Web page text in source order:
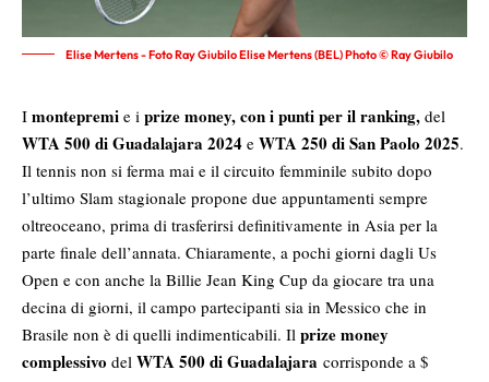
Elise Mertens - Foto Ray Giubilo Elise Mertens (BEL) Photo © Ray Giubilo
I montepremi e i prize money, con i punti per il ranking, del
WTA 500 di Guadalajara 2024 e WTA 250 di San Paolo 2025.
Il tennis non si ferma mai e il circuito femminile subito dopo
l’ultimo Slam stagionale propone due appuntamenti sempre
oltreoceano, prima di trasferirsi definitivamente in Asia per la
parte finale dell’annata. Chiaramente, a pochi giorni dagli Us
Open e con anche la Billie Jean King Cup da giocare tra una
decina di giorni, il campo partecipanti sia in Messico che in
Brasile non è di quelli indimenticabili. Il prize money
complessivo del WTA 500 di Guadalajara corrisponde a $